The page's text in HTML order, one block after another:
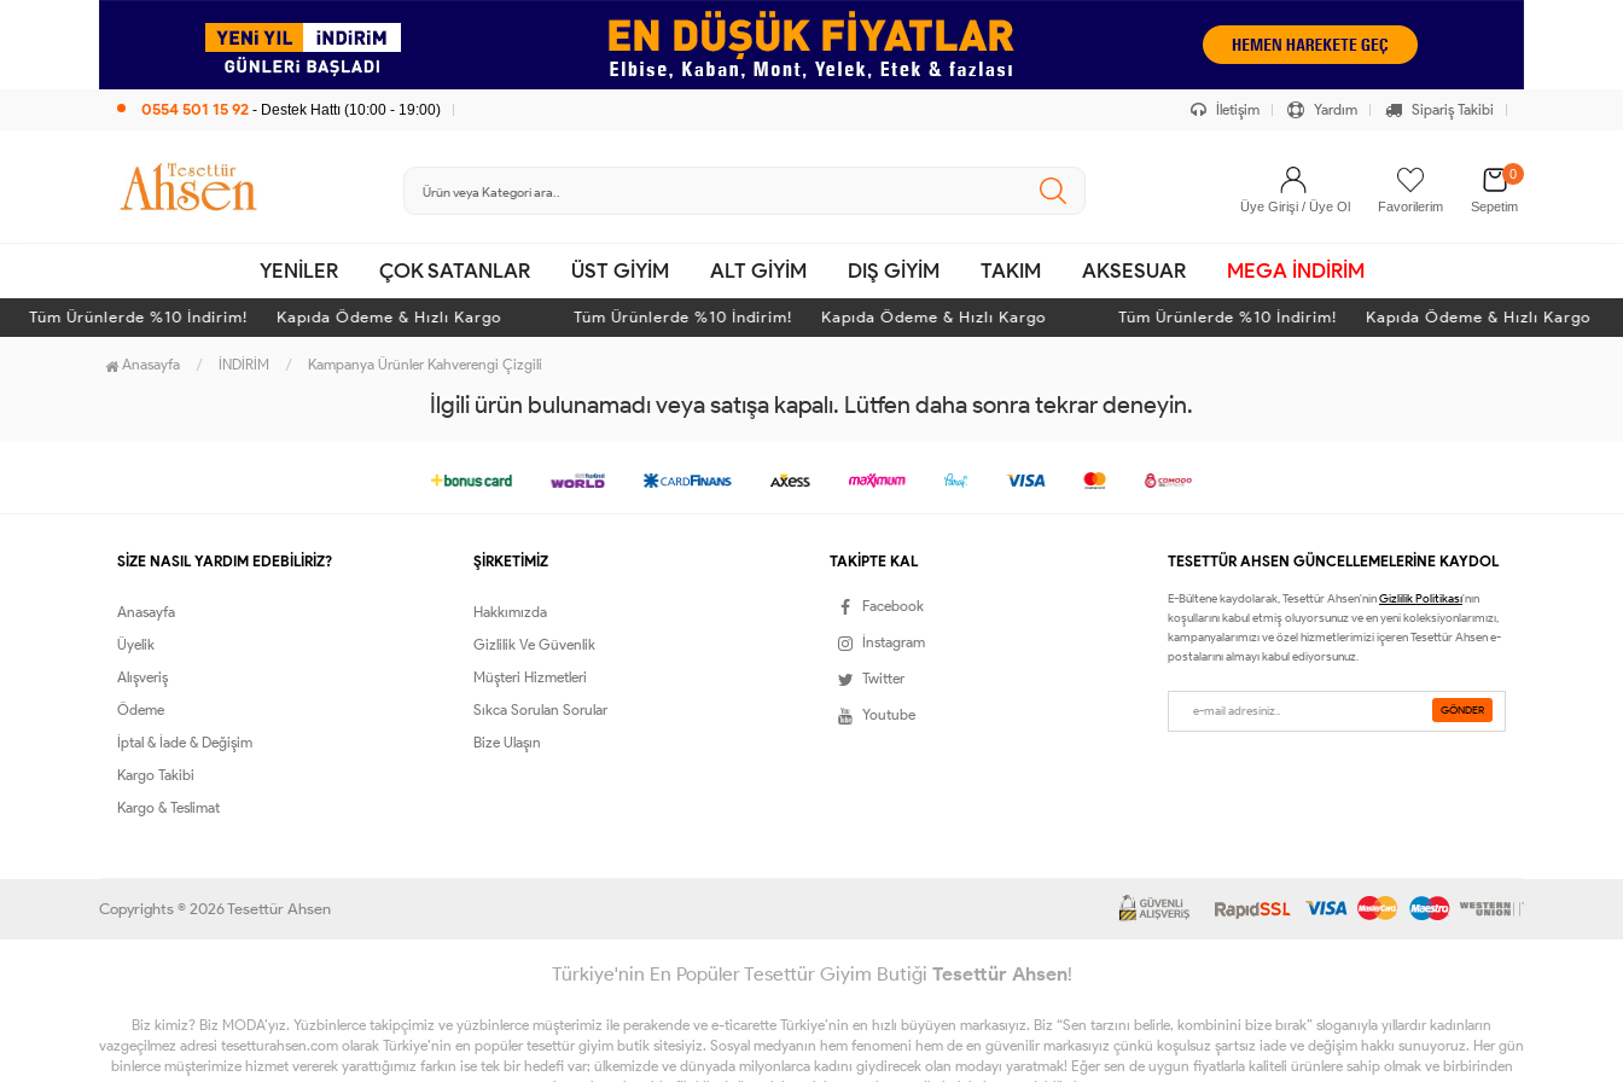
0554 501 15 92 - Destek Hattı (10:00 - 19:00) İletişim Yardım Sipariş Takibi
Üye Girişi / Üye Ol Favorilerim Sepetim
0
YENİLER ÇOK SATANLAR ÜST GİYİM ALT GİYİM DIŞ GİYİM TAKIM AKSESUAR MEGA İNDİRİM
Tüm Ürünlerde %10 İndirim! Kapıda Ödeme & Hızlı Kargo Tüm Ürünlerde %10 İndirim! Kapıda Ödeme & Hızlı Kargo Tüm Ürünlerde %10 İndirim! Kapıda Ödeme & Hızlı Kargo
Anasayfa İNDİRİM Kampanya Ürünler Kahverengi Çizgili
İlgili ürün bulunamadı veya satışa kapalı. Lütfen daha sonra tekrar deneyin.
SİZE NASIL YARDIM EDEBİLİRİZ?
Anasayfa
Üyelik
Alışveriş
Ödeme
İptal & İade & Değişim
Kargo Takibi
Kargo & Teslimat
ŞİRKETİMİZ
Hakkımızda
Gizlilik Ve Güvenlik
Müşteri Hizmetleri
Sıkca Sorulan Sorular
Bize Ulaşın
TAKİPTE KAL
Facebook
İnstagram
Twitter
Youtube
TESETTÜR AHSEN GÜNCELLEMELERİNE KAYDOL
E-Bültene kaydolarak, Tesettür Ahsen'ninGizlilik Politikası'nın
koşullarını kabul etmiş oluyorsunuz ve en yeni koleksiyonlarımızı,
kampanyalarımızı ve özel hizmetlerimizi içeren Tesettür Ahsen e-
postalarını almayı kabul ediyorsunuz.
Copyrights © 2026 Tesettür Ahsen
Türkiye'nin En Popüler Tesettür Giyim Butiği Tesettür Ahsen!
Biz kimiz? Biz MODA’yız. Yüzbinlerce takipçimiz ve yüzbinlerce müşterimiz ile perakende ve e-ticarette Türkiye’nin en hızlı büyüyen markasıyız. Biz “Sen tarzını belirle, kombinini bize bırak” sloganıyla yıllardır kadınların
vazgeçilmez adresi tesetturahsen.com olarak Türkiye’nin en popüler tesettür giyim butik sitesiyiz. Sosyal medyanın hem fenomeni hem de en güvenilir markasıyız çünkü koşulsuz şartsız iade ve değişim hakkı sunuyoruz. Her gün
binlerce müşterimize hizmet vererek yarattığımız farkın ise tek bir hedefi var; ülkemizde ve dünyada milyonlarca kadını giydirecek olan modayı yaratmak! Eğer sen de uygun fiyatlarla kaliteli ürünlere sahip olmak ve birbirinden